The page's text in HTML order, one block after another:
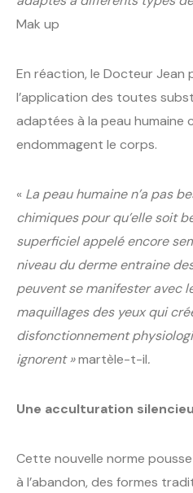
Mak up
En réaction, le Docteur Jean
l’application des toutes
adaptées à la peau humaine
endommagent le corps.
« La peau humaine n’a pas
chimiques pour qu’elle soit
superficiel appelé encore
niveau du derme entraine
peuvent se manifester avec
maquillages des yeux qui
disfonctionnement
ignorent »martèle-t-il.
Une acculturation
Cette nouvelle norme
à l’abandon, des formes